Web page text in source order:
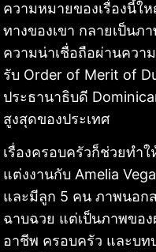
ความหมายของเรื่องนี้ใ
ทางของเขา กลายเป็นภ
ความน่าเชื่อถือผ่านควา
รับ Order of Merit of
ประธานาธิบดี
สูงสุดของประเทศ
เรื่องครอบครัวก็ช่วยทำ
แต่งงานกับ Amelia
และมีลูก 5 คน ภาพนอกส
ฉาบฉวย แต่เป็นภาพขอ
อาชีพ ครอบครัว และบท